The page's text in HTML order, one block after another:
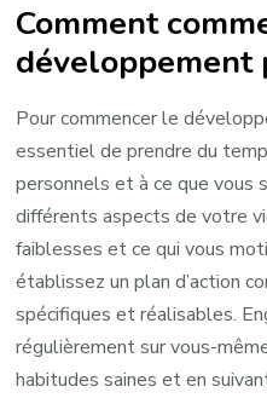
Comment
développement
Pour commencer le
essentiel de prendre du
personnels et à ce que vous
différents aspects de votre
faiblesses et ce qui vous
établissez un plan d’action
spécifiques et réalisables.
régulièrement sur vous-
habitudes saines et en